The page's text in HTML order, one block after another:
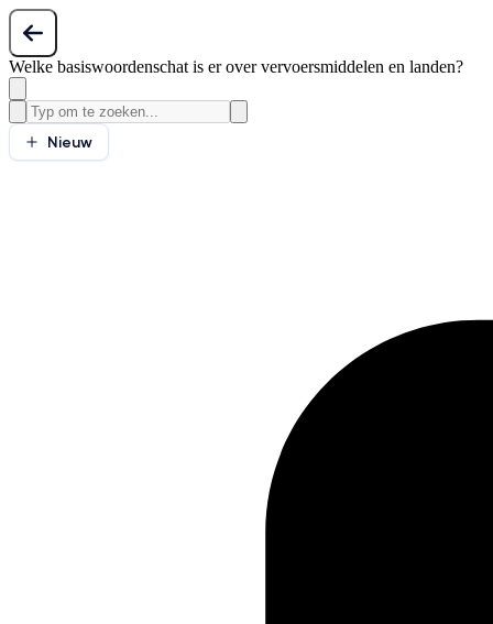
Welke basiswoordenschat is er over vervoersmiddelen en landen?
Nieuw